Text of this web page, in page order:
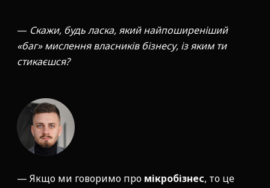
— Скажи, будь ласка, який найпоширеніший
«баг» мислення власників бізнесу, із яким ти
стикаєшся?
— Якщо ми говоримо про мікробізнес, то це